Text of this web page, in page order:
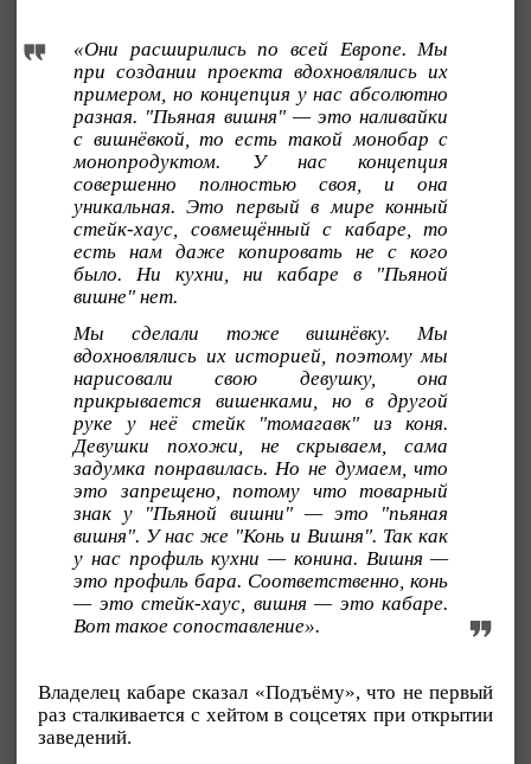
«Они расширились по всей Европе. Мы
при создании проекта вдохновлялись их
примером, но концепция у нас абсолютно
разная. "Пьяная вишня" — это наливайки
с вишнёвкой, то есть такой монобар с
монопродуктом. У нас концепция
совершенно полностью своя, и она
уникальная. Это первый в мире конный
стейк-хаус, совмещённый с кабаре, то
есть нам даже копировать не с кого
было. Ни кухни, ни кабаре в "Пьяной
вишне" нет.
Мы сделали тоже вишнёвку. Мы
вдохновлялись их историей, поэтому мы
нарисовали свою девушку, она
прикрывается вишенками, но в другой
руке у неё стейк "томагавк" из коня.
Девушки похожи, не скрываем, сама
задумка понравилась. Но не думаем, что
это запрещено, потому что товарный
знак у "Пьяной вишни" — это "пьяная
вишня". У нас же "Конь и Вишня". Так как
у нас профиль кухни — конина. Вишня —
это профиль бара. Соответственно, конь
— это стейк-хаус, вишня — это кабаре.
Вот такое сопоставление».
Владелец кабаре сказал «Подъёму», что не первый
раз сталкивается с хейтом в соцсетях при открытии
заведений.